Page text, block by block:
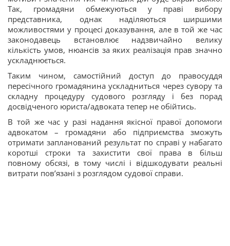
Так, громадяни обмежуються у праві вибору
представника, однак наділяються ширшими
можливостями у процесі доказування, але в той же час
законодавець встановлює надзвичайно велику
кількість умов, нюансів за яких реалізація прав значно
ускладнюється.
Таким чином, самостійний доступ до правосуддя
пересічного громадянина ускладниться через сувору та
складну процедуру судового розгляду і без порад
досвідченого юриста/адвоката тепер не обійтись.
В той же час у разі надання якісної правої допомоги
адвокатом – громадяни або підприємства зможуть
отримати запланований результат по справі у набагато
коротші строки та захистити свої права в більш
повному обсязі, в тому числі і відшкодувати реальні
витрати пов’язані з розглядом судової справи.